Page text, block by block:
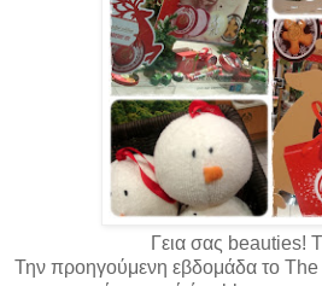
Γεια σας beauties!
Την προηγούμενη εβδομάδα το